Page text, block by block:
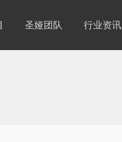
圣娅团队 行业资讯